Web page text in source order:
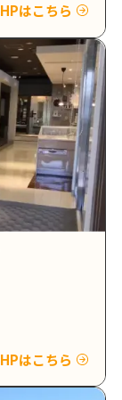
HPはこちら
HPはこちら